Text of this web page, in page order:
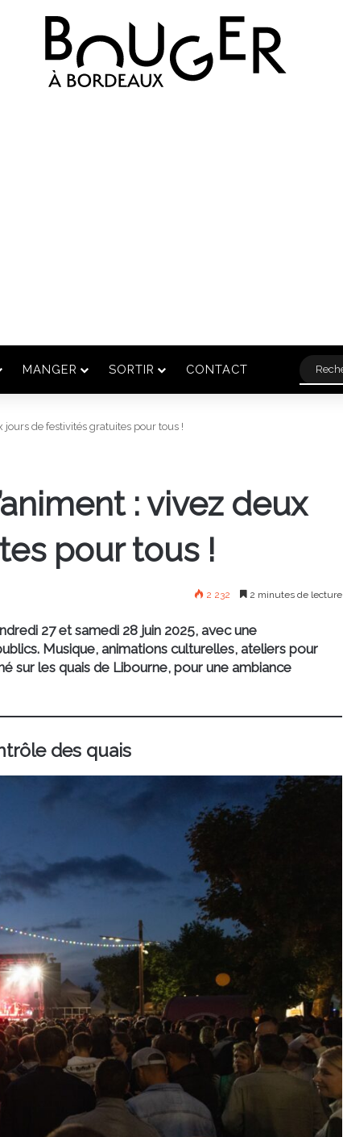
MANGER SORTIR CONTACT
jours de festivités gratuites pour tous !
: vivez deux
pour tous !
2 232 2 minutes de lecture
27 et samedi 28 juin 2025, avec une
Musique, animations culturelles, ateliers pour
sur les quais de Libourne, pour une ambiance
des quais